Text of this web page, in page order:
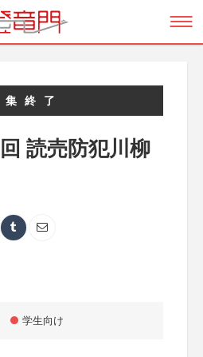
集終了
読売防犯川柳
学生向け